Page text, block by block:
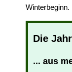
Winterbeginn.
Die
... aus